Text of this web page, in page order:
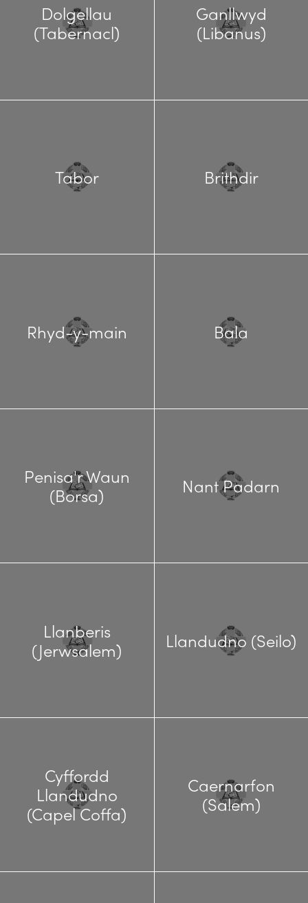
Dolgellau
(Tabernacl)
Ganllwyd
(Libanus)
Tabor Brithdir
Rhyd-y-main Bala
Penisa'r Waun
(Borsa)
Nant Padarn
Llanberis
(Jerwsalem)
Llandudno (Seilo)
Cyffordd
Llandudno
(Capel Coffa)
Caernarfon
(Salem)